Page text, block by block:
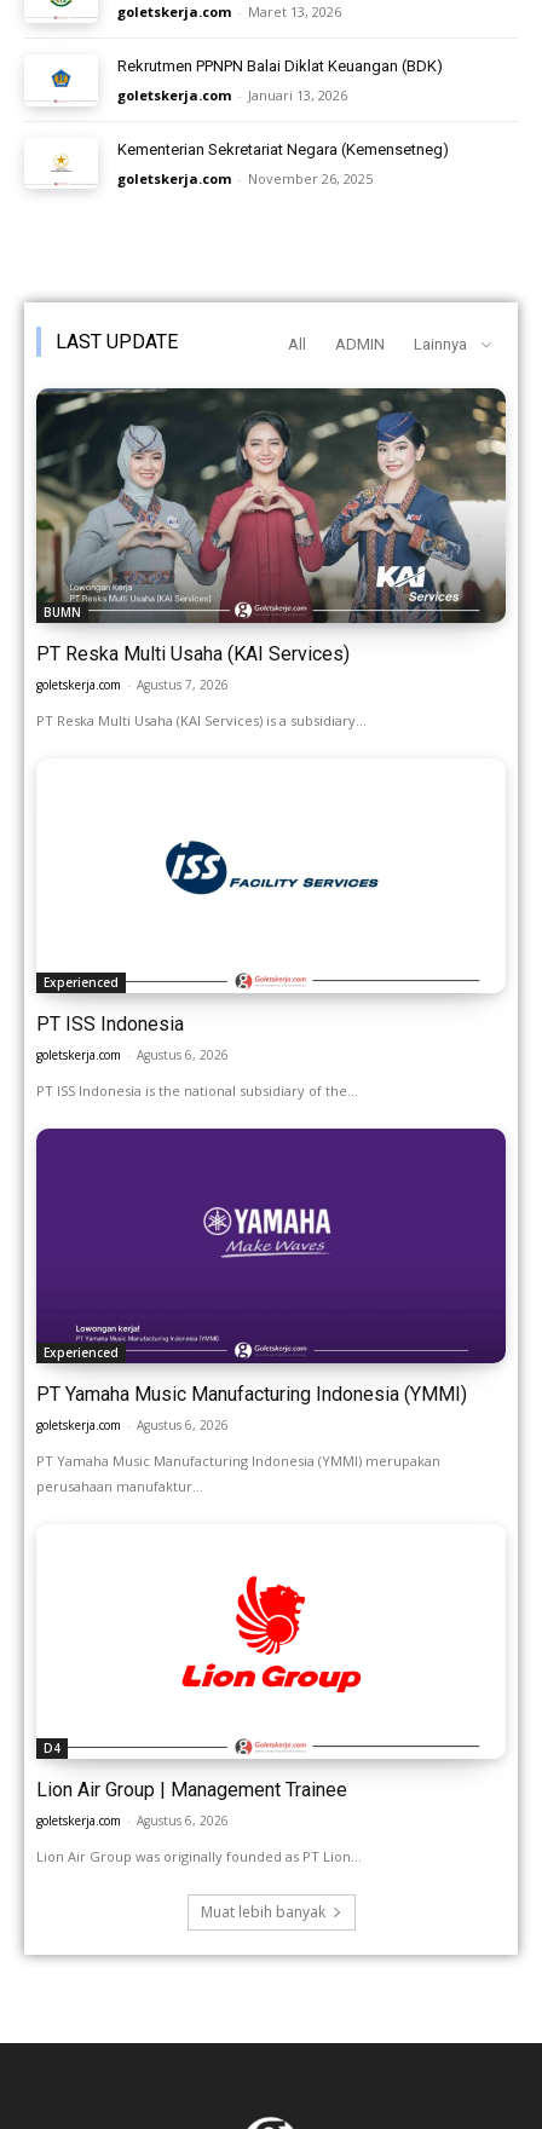
goletskerja.com - Maret 13, 2026
Rekrutmen PPNPN Balai Diklat Keuangan (BDK)
goletskerja.com - Januari 13, 2026
Kementerian Sekretariat Negara (Kemensetneg)
goletskerja.com - November 26, 2025
LAST UPDATE All ADMIN Lainnya
BUMN
PT Reska Multi Usaha (KAI Services)
goletskerja.com - Agustus 7, 2026
PT Reska Multi Usaha (KAI Services) is a subsidiary...
Experienced
PT ISS Indonesia
goletskerja.com - Agustus 6, 2026
PT ISS Indonesia is the national subsidiary of the...
Experienced
PT Yamaha Music Manufacturing Indonesia (YMMI)
goletskerja.com - Agustus 6, 2026
PT Yamaha Music Manufacturing Indonesia (YMMI) merupakan
perusahaan manufaktur...
D4
Lion Air Group | Management Trainee
goletskerja.com - Agustus 6, 2026
Lion Air Group was originally founded as PT Lion...
Muat lebih banyak